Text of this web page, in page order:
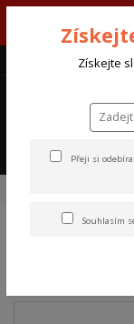
Získejte
Přeji si
Souhlasím